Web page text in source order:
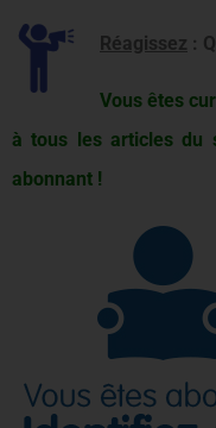
Réagissez :
Vous êtes
à tous les articles du
abonnant !